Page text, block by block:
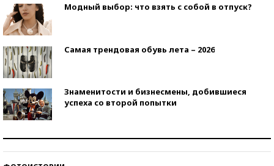
Модный выбор: что взять с собой в отпуск?
Самая трендовая обувь лета – 2026
Знаменитости и бизнесмены, добившиеся
успеха со второй попытки